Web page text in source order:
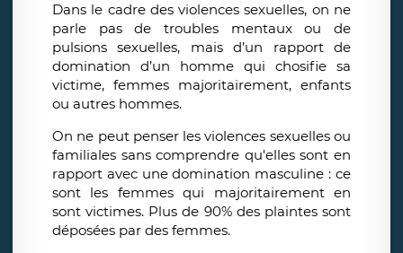
Dans le cadre des violences sexuelles, on ne
parle pas de troubles mentaux ou de
pulsions sexuelles, mais d’un rapport de
domination d’un homme qui chosifie sa
victime, femmes majoritairement, enfants
ou autres hommes.
On ne peut penser les violences sexuelles ou
familiales sans comprendre qu'elles sont en
rapport avec une domination masculine : ce
sont les femmes qui majoritairement en
sont victimes. Plus de 90% des plaintes sont
déposées par des femmes.